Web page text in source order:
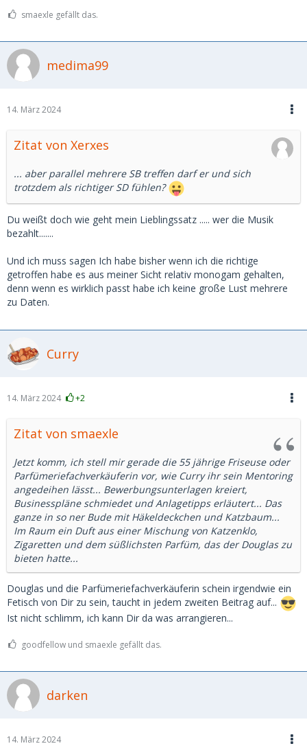
smaexle gefällt das.
medima99
14. März 2024
Zitat von Xerxes
... aber parallel mehrere SB treffen darf er und sich
trotzdem als richtiger SD fühlen?
Du weißt doch wie geht mein Lieblingssatz ..... wer die Musik
bezahlt.......
Und ich muss sagen Ich habe bisher wenn ich die richtige
getroffen habe es aus meiner Sicht relativ monogam gehalten,
denn wenn es wirklich passt habe ich keine große Lust mehrere
zu Daten.
Curry
14. März 2024 +2
Zitat von smaexle
Jetzt komm, ich stell mir gerade die 55 jährige Friseuse oder
Parfümeriefachverkäuferin vor, wie Curry ihr sein Mentoring
angedeihen lässt... Bewerbungsunterlagen kreiert,
Businesspläne schmiedet und Anlagetipps erläutert... Das
ganze in so ner Bude mit Häkeldeckchen und Katzbaum...
Im Raum ein Duft aus einer Mischung von Katzenklo,
Zigaretten und dem süßlichsten Parfüm, das der Douglas zu
bieten hatte...
Douglas und die Parfümeriefachverkäuferin schein irgendwie ein
Fetisch von Dir zu sein, taucht in jedem zweiten Beitrag auf...
Ist nicht schlimm, ich kann Dir da was arrangieren...
goodfellow und smaexle gefällt das.
darken
14. März 2024